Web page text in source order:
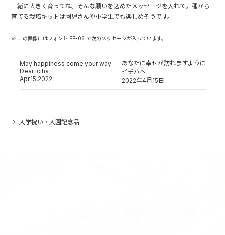
一緒に大きく育ってね。そんな願いを込めたメッセージを入れて。種から
育てる栽培キットは園児さんや小学生でも楽しめそうです。
※ この画像にはフォント FE-06 で次のメッセージが入っています。
May happiness come your way
Dear Iciha
Apr.15,2022
あなたに幸せが訪れますように
イチハへ
2022年4月15日
入学祝い・入園記念品